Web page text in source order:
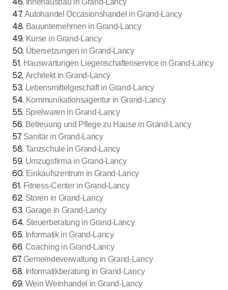
Innenausbau in Grand-Lancy
47. Autohandel Occasionshandel in Grand-Lancy
48. Bauunternehmen in Grand-Lancy
49. Kurse in Grand-Lancy
50. Übersetzungen in Grand-Lancy
51. Hauswartungen Liegenschaftenservice in Grand-Lancy
52. Architekt in Grand-Lancy
53. Lebensmittelgeschäft in Grand-Lancy
54. Kommunikationsagentur in Grand-Lancy
55. Spielwaren in Grand-Lancy
56. Betreuung und Pflege zu Hause in Grand-Lancy
57. Sanitär in Grand-Lancy
58. Tanzschule in Grand-Lancy
59. Umzugsfirma in Grand-Lancy
60. Einkaufszentrum in Grand-Lancy
61. Fitness-Center in Grand-Lancy
62. Storen in Grand-Lancy
63. Garage in Grand-Lancy
64. Steuerberatung in Grand-Lancy
65. Informatik in Grand-Lancy
66. Coaching in Grand-Lancy
67. Gemeindeverwaltung in Grand-Lancy
68. Informatikberatung in Grand-Lancy
69. Wein Weinhandel in Grand-Lancy